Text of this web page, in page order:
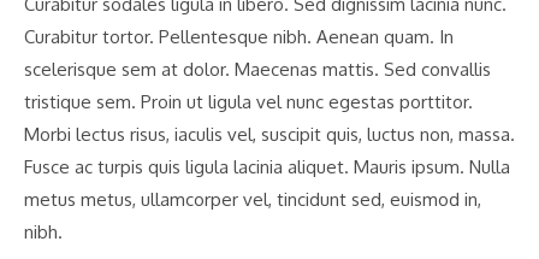
Curabitur tortor. Pellentesque nibh. Aenean quam. In
scelerisque sem at dolor. Maecenas mattis. Sed convallis
tristique sem. Proin ut ligula vel nunc egestas porttitor.
Morbi lectus risus, iaculis vel, suscipit quis, luctus non, massa.
Fusce ac turpis quis ligula lacinia aliquet. Mauris ipsum. Nulla
metus metus, ullamcorper vel, tincidunt sed, euismod in,
nibh.